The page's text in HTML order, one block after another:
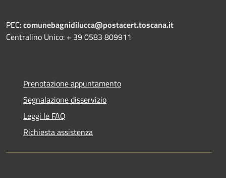
PEC:comunebagnidilucca@postacert.toscana.it
Centralino Unico: + 39 0583 809911
Prenotazione appuntamento
Segnalazione disservizio
Leggi le FAQ
Richiesta assistenza